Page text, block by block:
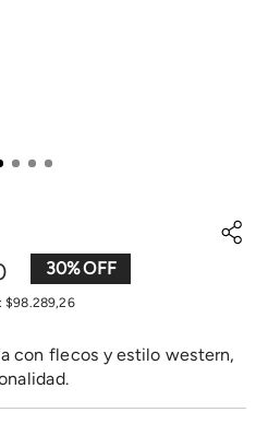
30%
$98.289,26
con flecos y estilo western,